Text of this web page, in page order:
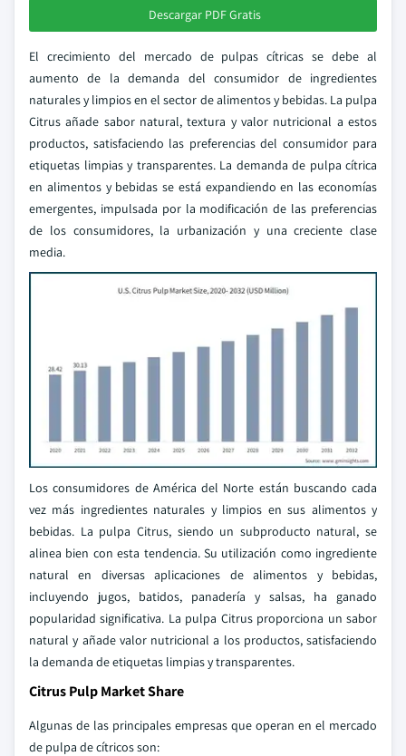
Descargar PDF Gratis
El crecimiento del mercado de pulpas cítricas se debe al
aumento de la demanda del consumidor de ingredientes
naturales y limpios en el sector de alimentos y bebidas. La pulpa
Citrus añade sabor natural, textura y valor nutricional a estos
productos, satisfaciendo las preferencias del consumidor para
etiquetas limpias y transparentes. La demanda de pulpa cítrica
en alimentos y bebidas se está expandiendo en las economías
emergentes, impulsada por la modificación de las preferencias
de los consumidores, la urbanización y una creciente clase
media.
Los consumidores de América del Norte están buscando cada
vez más ingredientes naturales y limpios en sus alimentos y
bebidas. La pulpa Citrus, siendo un subproducto natural, se
alinea bien con esta tendencia. Su utilización como ingrediente
natural en diversas aplicaciones de alimentos y bebidas,
incluyendo jugos, batidos, panadería y salsas, ha ganado
popularidad significativa. La pulpa Citrus proporciona un sabor
natural y añade valor nutricional a los productos, satisfaciendo
la demanda de etiquetas limpias y transparentes.
Citrus Pulp Market Share
Algunas de las principales empresas que operan en el mercado
de pulpa de cítricos son: